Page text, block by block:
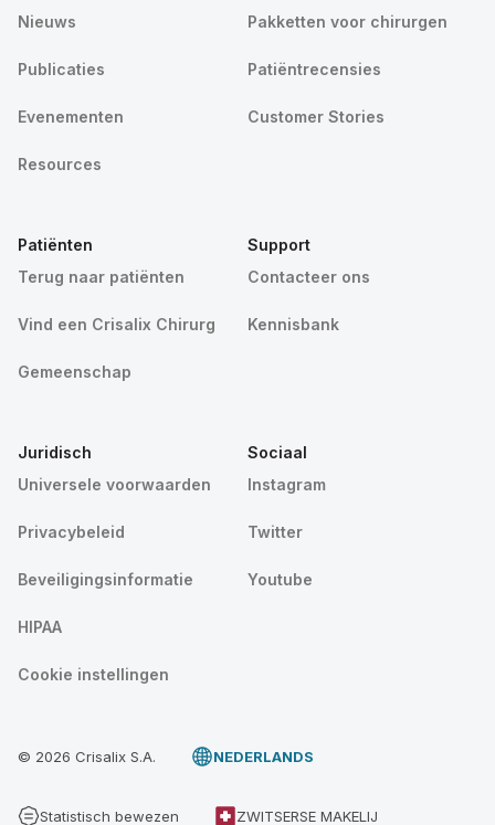
Nieuws
Publicaties
Evenementen
Resources
Pakketten voor chirurgen
Patiëntrecensies
Customer Stories
Patiënten
Terug naar patiënten
Vind een Crisalix Chirurg
Gemeenschap
Support
Contacteer ons
Kennisbank
Juridisch
Universele voorwaarden
Privacybeleid
Beveiligingsinformatie
HIPAA
Cookie instellingen
Sociaal
Instagram
Twitter
Youtube
© 2026 Crisalix S.A. NEDERLANDS
Statistisch bewezen ZWITSERSE MAKELIJ